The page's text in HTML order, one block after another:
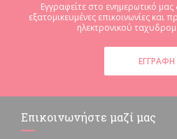
Εγγραφείτε στο ενημερωτικό μας
εξατομικευμένες επικοινωνίες και
ηλεκτρονικού
ΕΓΓΡΑΦΉ
Επικοινωνήστε μαζί μας